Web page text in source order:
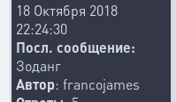
18 Октября 2018
22:24:30
Посл. сообщение:
Зоданг
Автор: francojames